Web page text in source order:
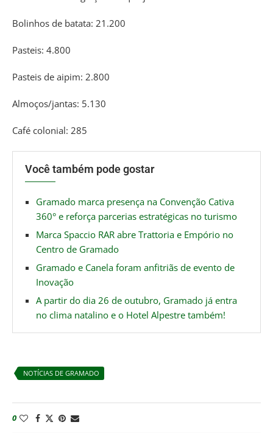
Bolinhos de batata: 21.200
Pasteis: 4.800
Pasteis de aipim: 2.800
Almoços/jantas: 5.130
Café colonial: 285
Você também pode gostar
Gramado marca presença na Convenção Cativa
360° e reforça parcerias estratégicas no turismo
Marca Spaccio RAR abre Trattoria e Empório no
Centro de Gramado
Gramado e Canela foram anfitriãs de evento de
Inovação
A partir do dia 26 de outubro, Gramado já entra
no clima natalino e o Hotel Alpestre também!
NOTÍCIAS DE GRAMADO
0